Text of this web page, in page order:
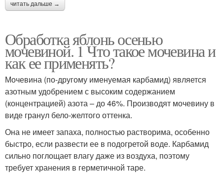
читать дальше →
Обработка яблонь осенью
мочевиной. 1 Что такое мочевина и
как ее применять?
Мочевина (по-другому именуемая карбамид) является
азотным удобрением с высоким содержанием
(концентрацией) азота – до 46%. Производят мочевину в
виде гранул бело-желтого оттенка.
Она не имеет запаха, полностью растворима, особенно
быстро, если развести ее в подогретой воде. Карбамид
сильно поглощает влагу даже из воздуха, поэтому
требует хранения в герметичной таре.